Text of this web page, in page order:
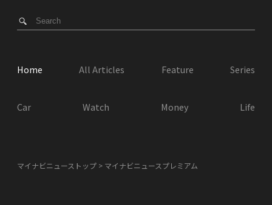
Home All Articles Feature Series
Car Watch Money Life
マイナビニューストップ マイナビニュースプレミアム